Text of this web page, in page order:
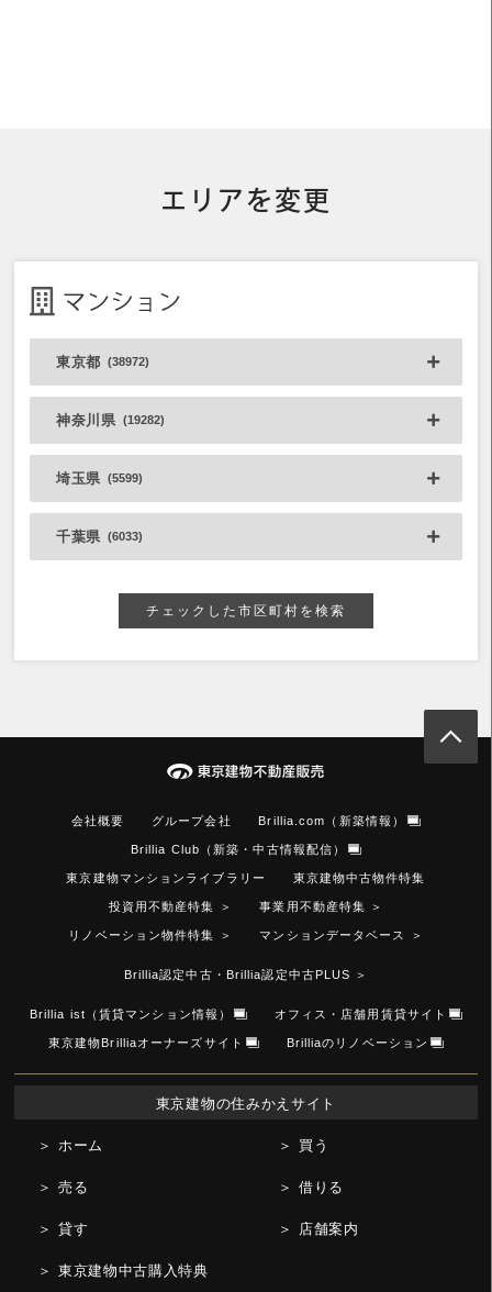
エリアを変更
マンション
東京都 (38972)
神奈川県 (19282)
埼玉県 (5599)
千葉県 (6033)
チェックした市区町村を検索
会社概要 グループ会社 Brillia.com（新築情報）
Brillia Club（新築・中古情報配信）
東京建物マンションライブラリー 東京建物中古物件特集
投資用不動産特集 ＞ 事業用不動産特集 ＞
リノベーション物件特集 ＞ マンションデータベース ＞
Brillia認定中古・Brillia認定中古PLUS ＞
Brillia ist（賃貸マンション情報） オフィス・店舗用賃貸サイト
東京建物Brilliaオーナーズサイト Brilliaのリノベーション
東京建物の住みかえサイト
＞ ホーム ＞ 買う
＞ 売る ＞ 借りる
＞ 貸す ＞ 店舗案内
＞ 東京建物中古購入特典